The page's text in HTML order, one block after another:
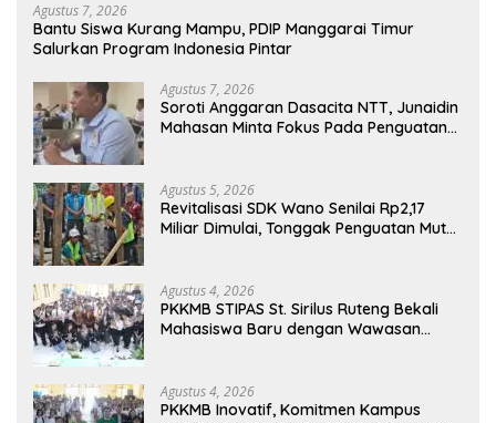
Agustus 7, 2026
Bantu Siswa Kurang Mampu, PDIP Manggarai Timur
Salurkan Program Indonesia Pintar
Agustus 7, 2026
Soroti Anggaran Dasacita NTT, Junaidin
Mahasan Minta Fokus Pada Penguatan
Agustus 5, 2026
Revitalisasi SDK Wano Senilai Rp2,17
Miliar Dimulai, Tonggak Penguatan Mutu
Agustus 4, 2026
PKKMB STIPAS St. Sirilus Ruteng Bekali
Mahasiswa Baru dengan Wawasan
Agustus 4, 2026
PKKMB Inovatif, Komitmen Kampus